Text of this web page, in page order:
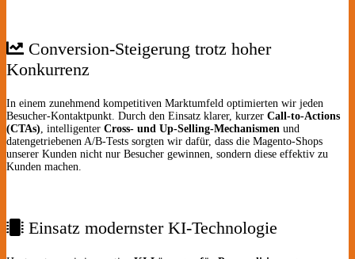
Conversion-Steigerung trotz hoher
Konkurrenz
In einem zunehmend kompetitiven Marktumfeld optimierten wir jeden
Besucher-Kontaktpunkt. Durch den Einsatz klarer, kurzer Call-to-Actions
(CTAs) , intelligenter Cross- und Up-Selling-Mechanismen und
datengetriebenen A/B-Tests sorgten wir dafür, dass die Magento-Shops
unserer Kunden nicht nur Besucher gewinnen, sondern diese effektiv zu
Kunden machen.
Einsatz modernster KI-Technologie